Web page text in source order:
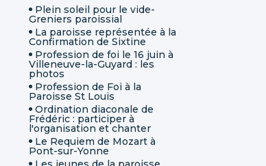
Plein soleil pour le vide-
Greniers paroissial
La paroisse représentée à la
Confirmation de Sixtine
Profession de foi le 16 juin à
Villeneuve-la-Guyard : les
photos
Profession de Foi à la
Paroisse St Louis
Ordination diaconale de
Frédéric : participer à
l'organisation et chanter
Le Requiem de Mozart à
Pont-sur-Yonne